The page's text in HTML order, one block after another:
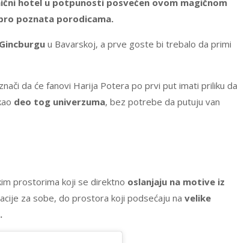
hotel u potpunosti posvećen ovom magičnom
poznata porodicama.
Gincburgu u Bavarskoj, a prve goste bi trebalo da primi
da će fanovi Harija Potera po prvi put imati priliku da
deo tog univerzuma, bez potrebe da putuju van
prostorima koji se direktno oslanjaju na motive iz
za sobe, do prostora koji podsećaju na velike